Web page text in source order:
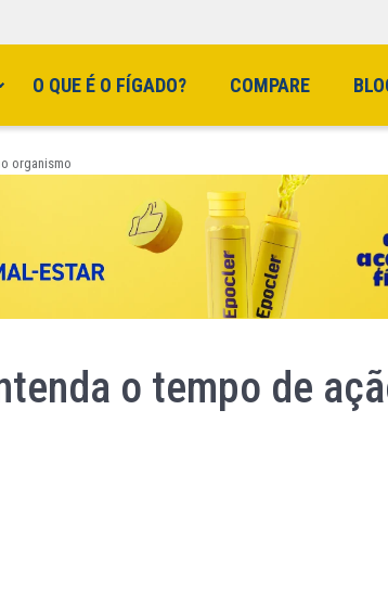
O QUE É O FÍGADO? COMPARE
organismo
o tempo de